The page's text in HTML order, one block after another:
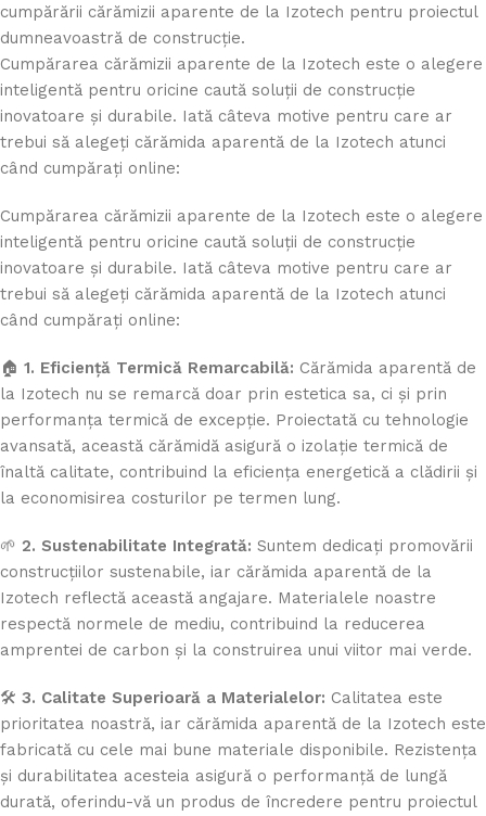
cumpărării cărămizii aparente de la Izotech pentru proiectul
dumneavoastră de construcție.
Cumpărarea cărămizii aparente de la Izotech este o alegere
inteligentă pentru oricine caută soluții de construcție
inovatoare și durabile. Iată câteva motive pentru care ar
trebui să alegeți cărămida aparentă de la Izotech atunci
când cumpărați online:
Cumpărarea cărămizii aparente de la Izotech este o alegere
inteligentă pentru oricine caută soluții de construcție
inovatoare și durabile. Iată câteva motive pentru care ar
trebui să alegeți cărămida aparentă de la Izotech atunci
când cumpărați online:
🏠 1. Eficiență Termică Remarcabilă: Cărămida aparentă de
la Izotech nu se remarcă doar prin estetica sa, ci și prin
performanța termică de excepție. Proiectată cu tehnologie
avansată, această cărămidă asigură o izolație termică de
înaltă calitate, contribuind la eficiența energetică a clădirii și
la economisirea costurilor pe termen lung.
🌱 2. Sustenabilitate Integrată: Suntem dedicați promovării
construcțiilor sustenabile, iar cărămida aparentă de la
Izotech reflectă această angajare. Materialele noastre
respectă normele de mediu, contribuind la reducerea
amprentei de carbon și la construirea unui viitor mai verde.
🛠️ 3. Calitate Superioară a Materialelor: Calitatea este
prioritatea noastră, iar cărămida aparentă de la Izotech este
fabricată cu cele mai bune materiale disponibile. Rezistența
și durabilitatea acesteia asigură o performanță de lungă
durată, oferindu-vă un produs de încredere pentru proiectul